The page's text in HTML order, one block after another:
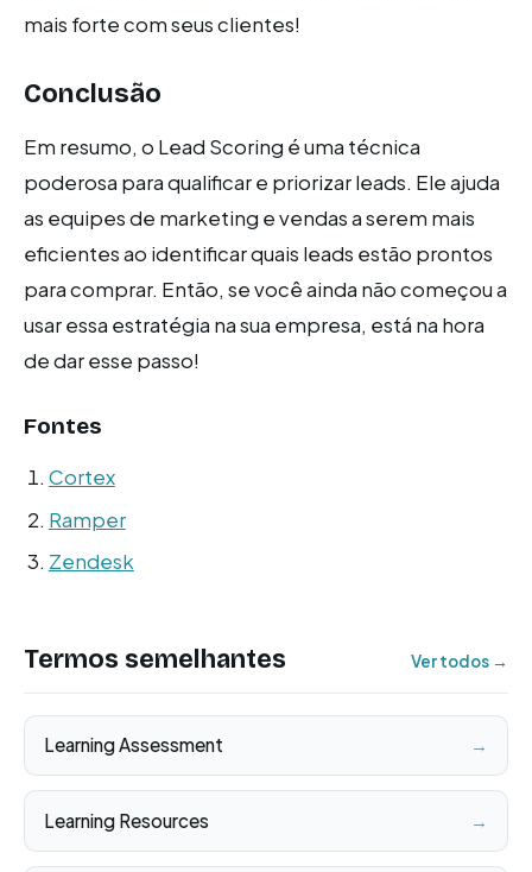
mais forte com seus clientes!
Conclusão
Em resumo, o Lead Scoring é uma técnica
poderosa para qualificar e priorizar leads. Ele ajuda
as equipes de marketing e vendas a serem mais
eficientes ao identificar quais leads estão prontos
para comprar. Então, se você ainda não começou a
usar essa estratégia na sua empresa, está na hora
de dar esse passo!
Fontes
Cortex
Ramper
Zendesk
Termos semelhantes Ver todos →
Learning Assessment →
Learning Resources →